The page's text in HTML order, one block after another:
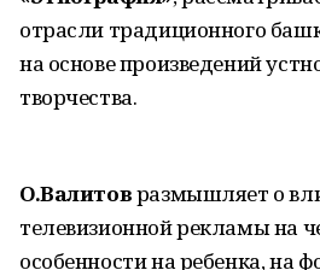
отрасли традиционного
на основе произведений
творчества.
О.Валитовразмышляет о
телевизионной рекламы на
особенности на ребенка, на